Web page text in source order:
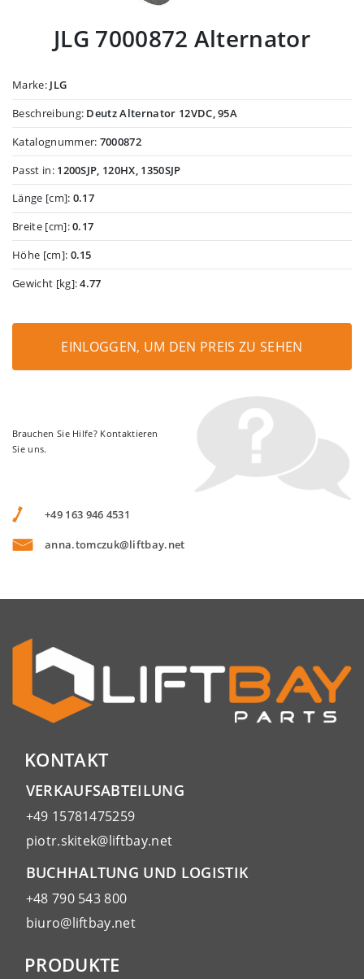
JLG 7000872 Alternator
Marke: JLG
Beschreibung: Deutz Alternator 12VDC, 95A
Katalognummer: 7000872
Passt in: 1200SJP, 120HX, 1350SJP
Länge [cm]: 0.17
Breite [cm]:0.17
Höhe [cm]: 0.15
Gewicht [kg]:4.77
EINLOGGEN, UM DEN PREIS ZU SEHEN
Brauchen Sie Hilfe? Kontaktieren
Sie uns.
+49 163 946 4531
anna.tomczuk@liftbay.net
KONTAKT
VERKAUFSABTEILUNG
+49 15781475259
piotr.skitek@liftbay.net
BUCHHALTUNG UND LOGISTIK
+48 790 543 800
biuro@liftbay.net
PRODUKTE